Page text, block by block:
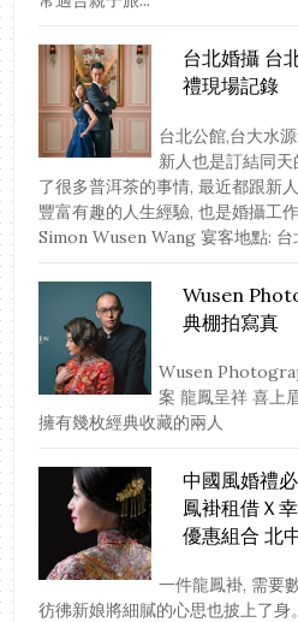
台北婚攝 台
禮現場記錄
台北公館,台大水
新人也是訂結同
了很多普洱茶的事情, 最近都跟新
豐富有趣的人生經驗, 也是婚攝工
Simon Wusen Wang 宴客地點: 台
Wusen
典棚拍寫真
Wusen
案 龍鳳呈祥 喜上
擁有幾枚經典收藏的兩人
中國風婚禮
鳳褂租借Ｘ
優惠組合 北
一件龍鳳褂, 需要
彷彿新娘將細膩的心思也披上了身